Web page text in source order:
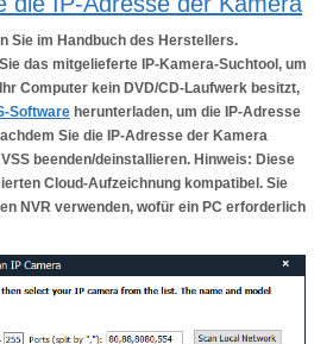
Sie im Handbuch des Herstellers.
das mitgelieferte IP-Kamera-Suchtool, um
Computer kein DVD/CD-Laufwerk besitzt,
Software herunterladen, um die IP-Adresse
Sie die IP-Adresse der Kamera
beenden/deinstallieren. Hinweis: Diese
Cloud-Aufzeichnung kompatibel. Sie
NVR verwenden, wofür ein PC erforderlich